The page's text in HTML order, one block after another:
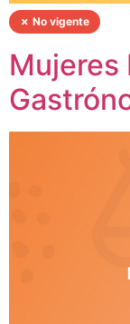
✗ No vigente
Mujeres